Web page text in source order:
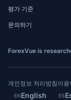
평가 기준
문의하기
ForexVue is
개인정보 처리방침 이
ENEnglish ES